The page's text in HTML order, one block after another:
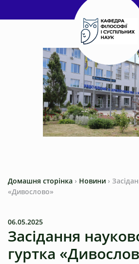
Домашня сторінка › Новини ›
«Дивослово»
06.05.2025
Засідання
гуртка